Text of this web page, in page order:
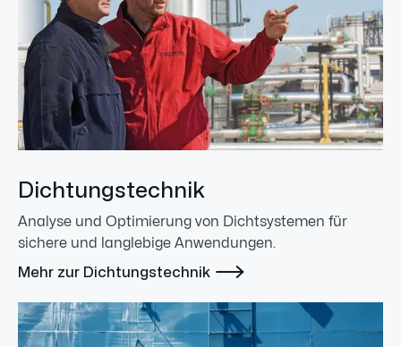
Dichtungstechnik
Analyse und Optimierung von Dichtsystemen für
sichere und langlebige Anwendungen.
Mehr zur Dichtungstechnik 